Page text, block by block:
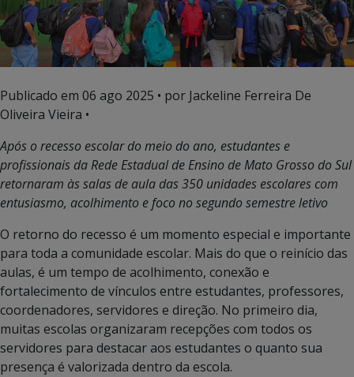
Publicado em 06 ago 2025 • por Jackeline Ferreira De
Oliveira Vieira •
Após o recesso escolar do meio do ano, estudantes e
profissionais da Rede Estadual de Ensino de Mato Grosso do Sul
retornaram às salas de aula das 350 unidades escolares com
entusiasmo, acolhimento e foco no segundo semestre letivo
O retorno do recesso é um momento especial e importante
para toda a comunidade escolar. Mais do que o reinício das
aulas, é um tempo de acolhimento, conexão e
fortalecimento de vínculos entre estudantes, professores,
coordenadores, servidores e direção. No primeiro dia,
muitas escolas organizaram recepções com todos os
servidores para destacar aos estudantes o quanto sua
presença é valorizada dentro da escola.